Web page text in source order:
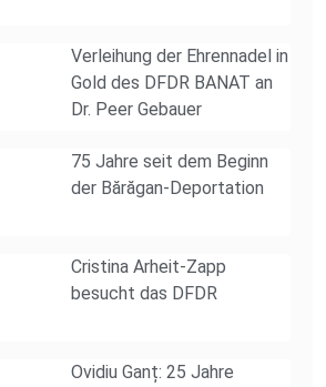
Verleihung der Ehrennadel in
Gold des DFDR BANAT an
Dr. Peer Gebauer
75 Jahre seit dem Beginn
der Bărăgan-Deportation
Cristina Arheit-Zapp
besucht das DFDR
Ovidiu Ganț: 25 Jahre